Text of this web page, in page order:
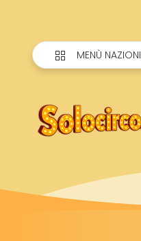
MENÙ NAZIONI